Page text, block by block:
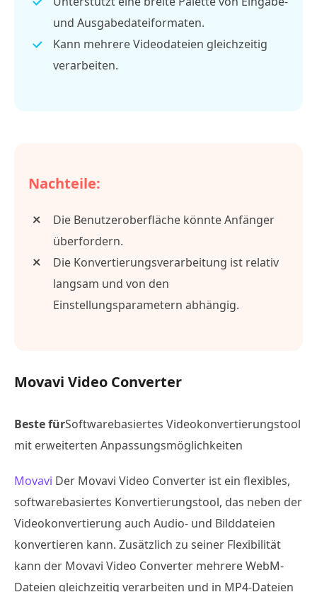
und Ausgabedateiformaten.
Kann mehrere Videodateien gleichzeitig
verarbeiten.
Nachteile:
Die Benutzeroberfläche könnte Anfänger
überfordern.
Die Konvertierungsverarbeitung ist relativ
langsam und von den
Einstellungsparametern abhängig.
Movavi Video Converter
Beste fürSoftwarebasiertes Videokonvertierungstool
mit erweiterten Anpassungsmöglichkeiten
Movavi Der Movavi Video Converter ist ein flexibles,
softwarebasiertes Konvertierungstool, das neben der
Videokonvertierung auch Audio- und Bilddateien
konvertieren kann. Zusätzlich zu seiner Flexibilität
kann der Movavi Video Converter mehrere WebM-
Dateien gleichzeitig verarbeiten und in MP4-Dateien